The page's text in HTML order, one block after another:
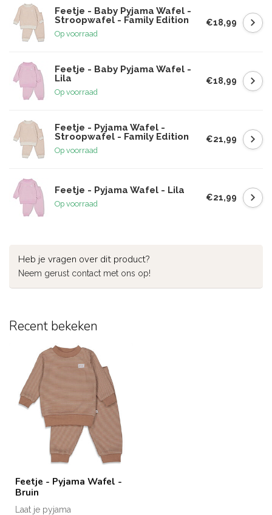
Feetje - Baby Pyjama Wafel -
Stroopwafel - Family Edition
Op voorraad
€18,99
Feetje - Baby Pyjama Wafel -
Lila
Op voorraad
€18,99
Feetje - Pyjama Wafel -
Stroopwafel - Family Edition
Op voorraad
€21,99
Feetje - Pyjama Wafel - Lila
Op voorraad
€21,99
Heb je vragen over dit product?
Neem gerust contact met ons op!
Recent bekeken
Feetje - Pyjama Wafel -
Bruin
Laat je pyjama